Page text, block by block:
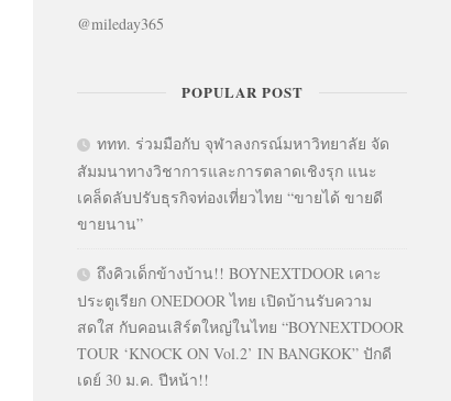
@mileday365
POPULAR POST
ททท. ร่วมมือกับ จุฬาลงกรณ์มหาวิทยาลัย จัด
สัมมนาทางวิชาการและการตลาดเชิงรุก แนะ
เคล็ดลับปรับธุรกิจท่องเที่ยวไทย “ขายได้ ขายดี
ขายนาน”
ถึงคิวเด็กข้างบ้าน!! BOYNEXTDOOR เคาะ
ประตูเรียก ONEDOOR ไทย เปิดบ้านรับความ
สดใส กับคอนเสิร์ตใหญ่ในไทย “BOYNEXTDOOR
TOUR ‘KNOCK ON Vol.2’ IN BANGKOK” ปักดี
เดย์ 30 ม.ค. ปีหน้า!!